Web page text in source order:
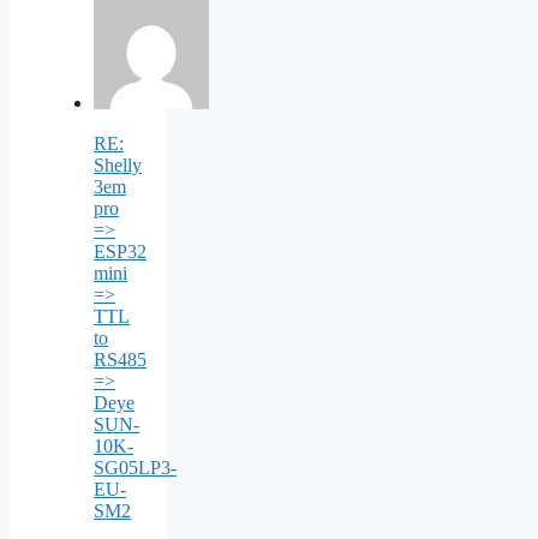
RE:
Shelly
3em
pro
=>
ESP32
mini
=>
TTL
to
RS485
=>
Deye
SUN-
10K-
SG05LP3-
EU-
SM2